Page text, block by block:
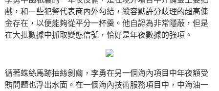
戲，和一些犯警代表商內外勾結，縱容默許分歧理的超高傭
金存在，以便能夠從平分一杯羹。他自認為非常隱蔽，但是
在大批數據中抓取變態信號，恰好是年夜數據的強項。
循著蛛絲馬跡抽絲剝繭，李勇在另一個海內項目中年夜額受
賄問題也浮出水面。在一個海內技術服務項目中，中海油一